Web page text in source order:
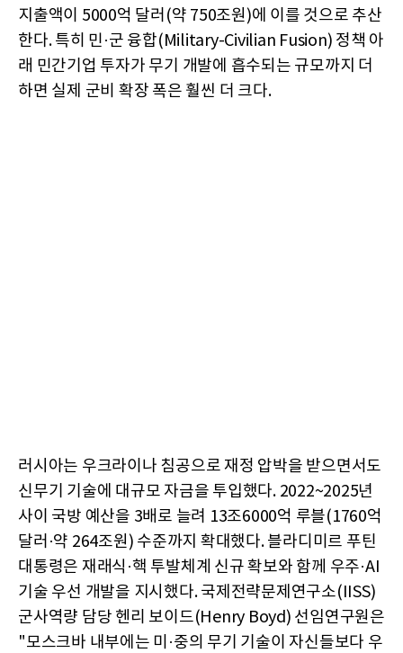
지출액이 5000억 달러(약 750조원)에 이를 것으로 추산
한다. 특히 민·군 융합(Military-Civilian Fusion) 정책 아
래 민간기업 투자가 무기 개발에 흡수되는 규모까지 더
하면 실제 군비 확장 폭은 훨씬 더 크다.
러시아는 우크라이나 침공으로 재정 압박을 받으면서도
신무기 기술에 대규모 자금을 투입했다. 2022~2025년
사이 국방 예산을 3배로 늘려 13조6000억 루블(1760억
달러·약 264조원) 수준까지 확대했다. 블라디미르 푸틴
대통령은 재래식·핵 투발체계 신규 확보와 함께 우주·AI
기술 우선 개발을 지시했다. 국제전략문제연구소(IISS)
군사역량 담당 헨리 보이드(Henry Boyd) 선임연구원은
"모스크바 내부에는 미·중의 무기 기술이 자신들보다 우